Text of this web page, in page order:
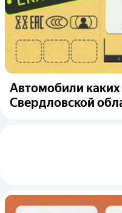
Автомобили
Свердловской